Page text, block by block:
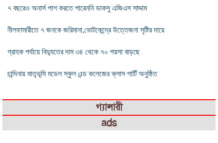
৭ বছরেও অনার্স পাশ করতে পারেননি ডাকসু এজিএস সাদ্দাম
নীলফামারীতে ৭ জনকে জরিমানা,ভোটকেন্দ্রে উত্তেজনা সৃষ্টির দায়ে
গ্রাহক পর্যায়ে বিদ্যুতের দাম ৩৪ থেকে ৭০ পয়সা বাড়ছে
চান্দিনায় মাতৃভূমি মডেল স্কুল এন্ড কলেজের ক্লাস পার্টি অনুষ্ঠিত
গ্যালারী
ads